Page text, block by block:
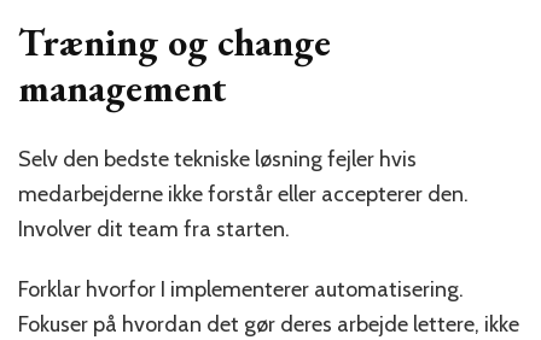
Træning og change
management
Selv den bedste tekniske løsning fejler hvis
medarbejderne ikke forstår eller accepterer den.
Involver dit team fra starten.
Forklar hvorfor I implementerer automatisering.
Fokuser på hvordan det gør deres arbejde lettere, ikke